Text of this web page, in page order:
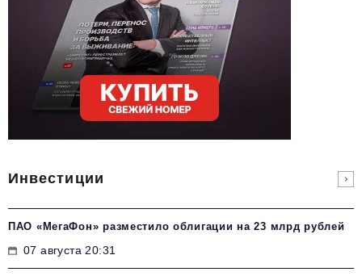
Инвестиции
ПАО «МегаФон» разместило облигации на 23 млрд рублей
07 августа 20:31